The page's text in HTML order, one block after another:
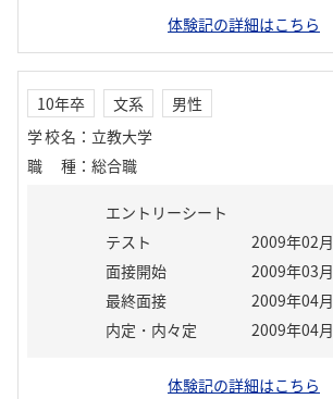
体験記の詳細はこちら
10年卒 文系
男性
学校名 ： 立教大学
職種 ： 総合職
エントリーシート
テスト
2009年02月
面接開始
2009年03月
最終面接
2009年04月
内定・内々定
2009年04月
体験記の詳細はこちら